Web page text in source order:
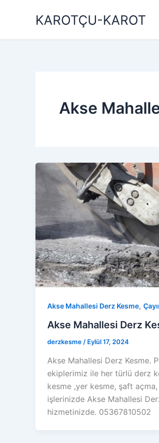
KAROTÇU-KAROT
Akse
Akse Mahallesi Derz Kesme,
Akse Mahallesi Derz
derzkesme/ Eylül 17, 2024
Akse Mahallesi Derz Kesme.
ekiplerimiz ile her türlü derz
kesme ,yer kesme, şaft
işlerinizde Akse Mahallesi
hizmetinizde. 05367810502